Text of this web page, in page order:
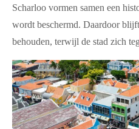
Scharloo vormen samen een
wordt beschermd. Daardoor
behouden, terwijl de stad zich